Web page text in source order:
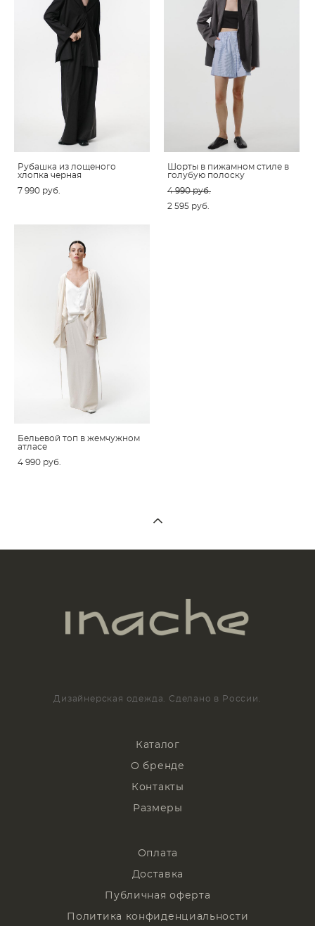
Рубашка из лощеного
хлопка черная
7 990 pуб.
Шорты в пижамном стиле в
голубую полоску
4 990 pуб.
2 595 pуб.
Бельевой топ в жемчужном
атласе
4 990 pуб.
Дизайнерская одежда. Сделано в России.
Каталог
О бренде
Контакты
Размеры
Оплата
Доставка
Публичная оферта
Политика конфиденциальности